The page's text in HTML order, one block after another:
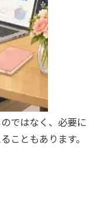
ではなく、必要に
こともあります。